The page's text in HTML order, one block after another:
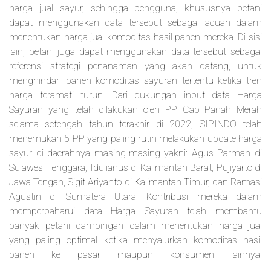
harga jual sayur, sehingga pengguna, khususnya petani
dapat menggunakan data tersebut sebagai acuan dalam
menentukan harga jual komoditas hasil panen mereka. Di sisi
lain, petani juga dapat menggunakan data tersebut sebagai
referensi strategi penanaman yang akan datang, untuk
menghindari panen komoditas sayuran tertentu ketika tren
harga teramati turun. Dari dukungan input data Harga
Sayuran yang telah dilakukan oleh PP Cap Panah Merah
selama setengah tahun terakhir di 2022, SIPINDO telah
menemukan 5 PP yang paling rutin melakukan update harga
sayur di daerahnya masing-masing yakni: Agus Parman di
Sulawesi Tenggara, Idulianus di Kalimantan Barat, Pujiyarto di
Jawa Tengah, Sigit Ariyanto di Kalimantan Timur, dan Ramasi
Agustin di Sumatera Utara. Kontribusi mereka dalam
memperbaharui data Harga Sayuran telah membantu
banyak petani dampingan dalam menentukan harga jual
yang paling optimal ketika menyalurkan komoditas hasil
panen ke pasar maupun konsumen lainnya.